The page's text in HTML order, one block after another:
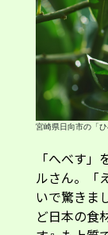
宮崎県日向市の「
「へべす
ルさん。「
いで驚きま
ど日本の食